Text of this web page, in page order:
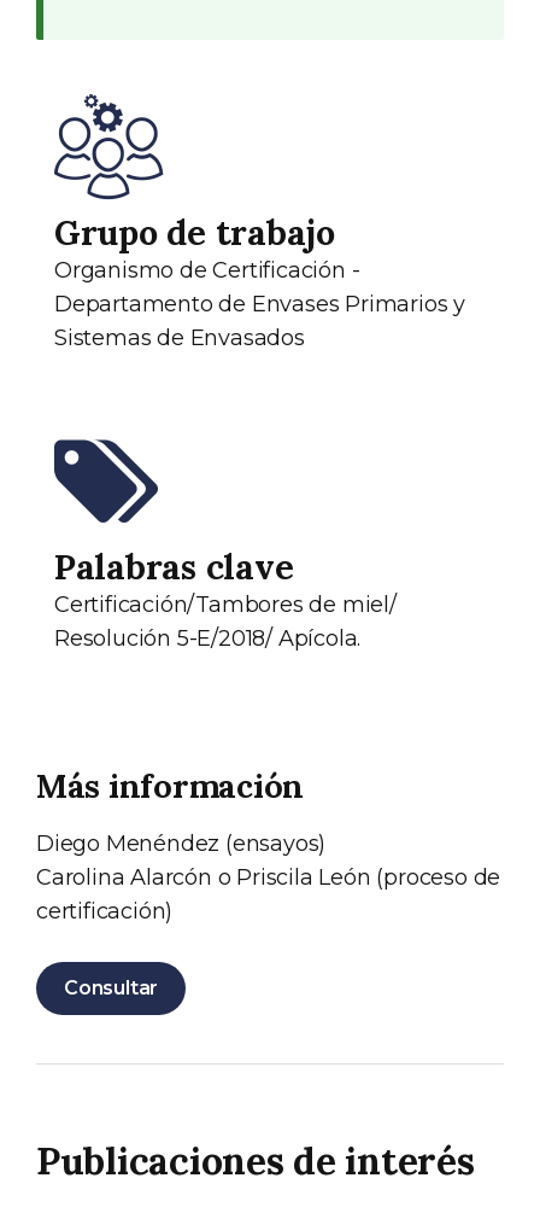
Grupo de trabajo
Organismo de Certificación -
Departamento de Envases Primarios y
Sistemas de Envasados
Palabras clave
Certificación/Tambores de miel/
Resolución 5-E/2018/ Apícola.
Más información
Diego Menéndez (ensayos)
Carolina Alarcón o Priscila León (proceso de
certificación)
Consultar
Publicaciones de interés